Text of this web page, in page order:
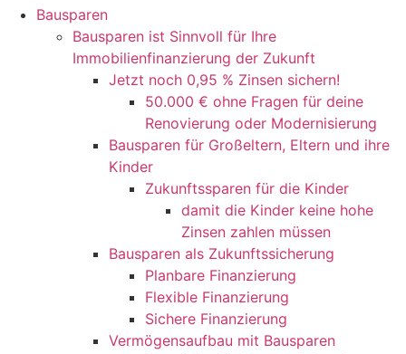
Bausparen
Bausparen ist Sinnvoll für Ihre
Immobilienfinanzierung der Zukunft
Jetzt noch 0,95 % Zinsen sichern!
50.000 € ohne Fragen für deine
Renovierung oder Modernisierung​
Bausparen für Großeltern, Eltern und ihre
Kinder
Zukunftssparen für die Kinder
damit die Kinder keine hohe
Zinsen zahlen müssen
Bausparen als Zukunftssicherung​​
Planbare Finanzierung
Flexible Finanzierung
Sichere Finanzierung
Vermögensaufbau mit Bausparen